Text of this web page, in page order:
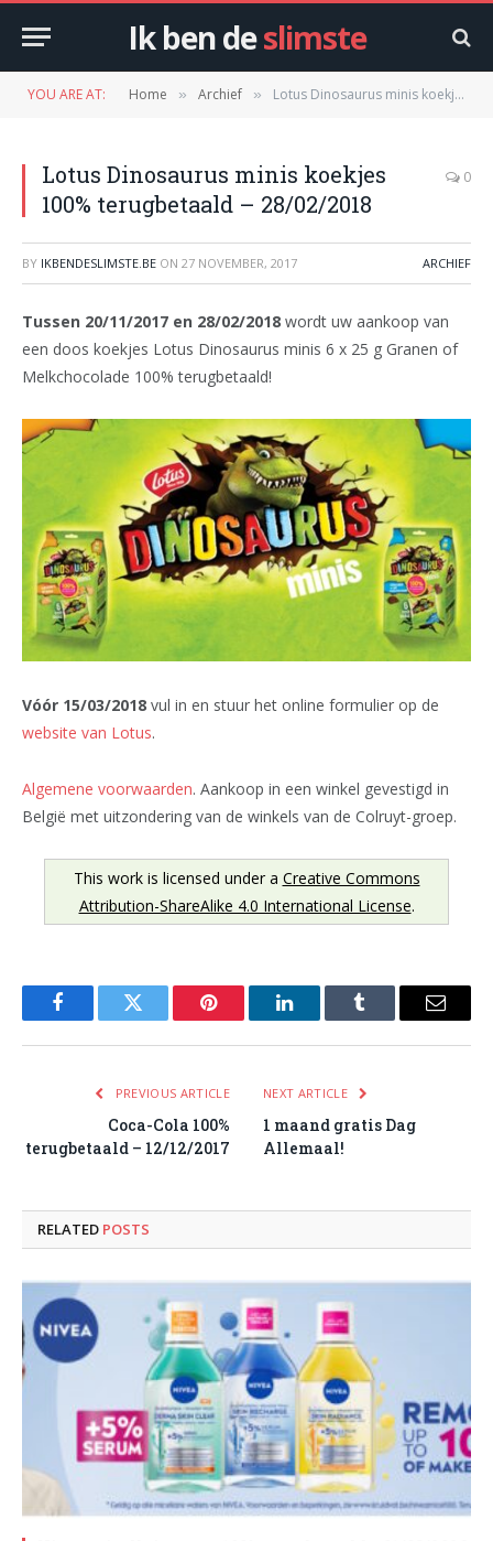
Ik ben deslimste
YOU ARE AT: Home » Archief » Lotus Dinosaurus minis koekjes 100% terugbetaald – 28/02/2018
Lotus Dinosaurus minis koekjes
100% terugbetaald – 28/02/2018
0
BY IKBENDESLIMSTE.BE ON 27 NOVEMBER, 2017 ARCHIEF
Tussen 20/11/2017 en 28/02/2018 wordt uw aankoop van
een doos koekjes Lotus Dinosaurus minis 6 x 25 g Granen of
Melkchocolade 100% terugbetaald!
Vóór 15/03/2018 vul in en stuur het online formulier op de
website van Lotus.
Algemene voorwaarden. Aankoop in een winkel gevestigd in
België met uitzondering van de winkels van de Colruyt-groep.
This work is licensed under a Creative Commons
Attribution-ShareAlike 4.0 International License.
FacebookTwitter Pinterest LinkedInTumblr Email
PREVIOUS ARTICLE
Coca-Cola 100%
terugbetaald – 12/12/2017
NEXT ARTICLE
1 maand gratis Dag
Allemaal!
RELATED POSTS